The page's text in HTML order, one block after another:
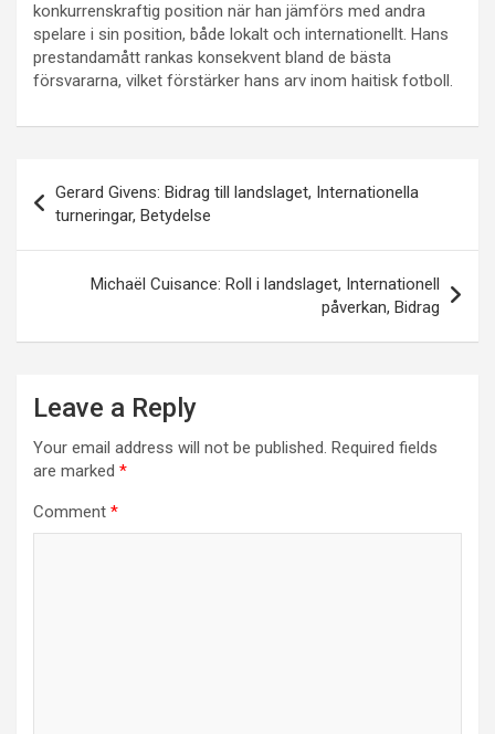
konkurrenskraftig position när han jämförs med andra
spelare i sin position, både lokalt och internationellt. Hans
prestandamått rankas konsekvent bland de bästa
försvararna, vilket förstärker hans arv inom haitisk fotboll.
navigation
Gerard Givens: Bidrag till landslaget, Internationella
turneringar, Betydelse
Michaël Cuisance: Roll i landslaget, Internationell
påverkan, Bidrag
Leave a Reply
Your email address will not be published. Required fields
are marked *
Comment *